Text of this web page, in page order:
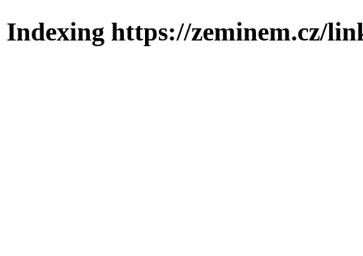
Indexing https://zeminem.cz/